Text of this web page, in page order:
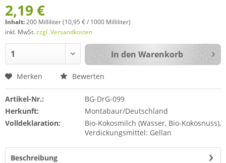
2,19 €
Inhalt:200 Milliliter (10,95 € / 1000 Milliliter)
inkl. MwSt.zzgl. Versandkosten
In den Warenkorb
Merken Bewerten
Artikel-Nr.:
BG-DrG-099
Herkunft:
Montabaur/Deutschland
Volldeklaration:
Bio-Kokosmilch (Wasser, Bio-Kokosnuss),
Verdickungsmittel: Gellan
Beschreibung